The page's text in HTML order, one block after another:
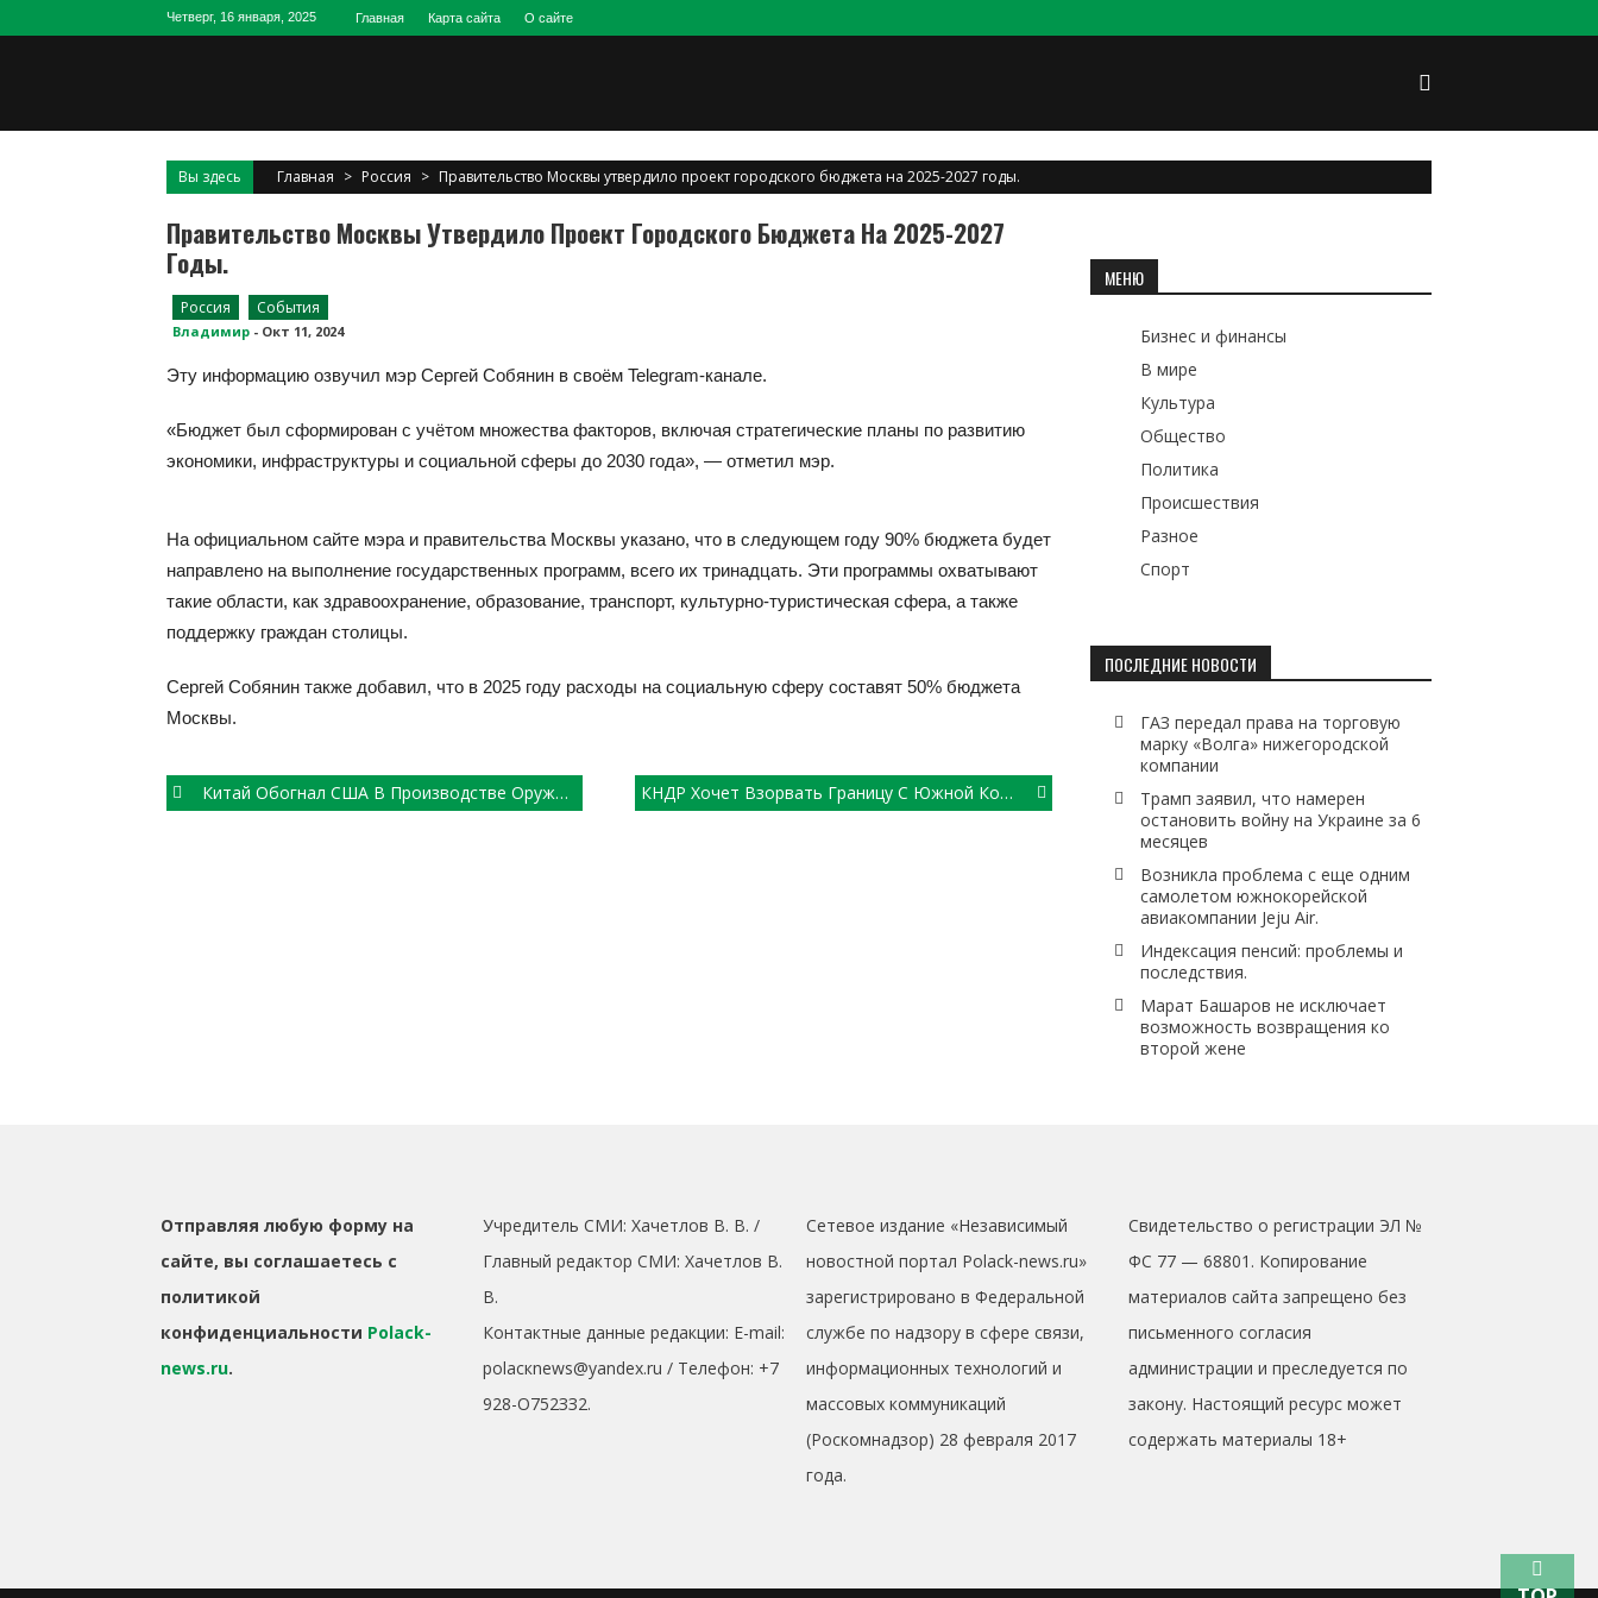
Четверг, 16 января, 2025 Главная Карта сайта О сайте
Вы здесь Главная > Россия > Правительство Москвы утвердило проект городского бюджета на 2025-2027 годы.
Правительство Москвы Утвердило Проект Городского Бюджета На 2025-2027
Годы.
Россия События
Владимир - Окт 11, 2024
Эту информацию озвучил мэр Сергей Собянин в своём Telegram-канале.
«Бюджет был сформирован с учётом множества факторов, включая стратегические планы по развитию
экономики, инфраструктуры и социальной сферы до 2030 года», — отметил мэр.
На официальном сайте мэра и правительства Москвы указано, что в следующем году 90% бюджета будет
направлено на выполнение государственных программ, всего их тринадцать. Эти программы охватывают
такие области, как здравоохранение, образование, транспорт, культурно-туристическая сфера, а также
поддержку граждан столицы.
Сергей Собянин также добавил, что в 2025 году расходы на социальную сферу составят 50% бюджета
Москвы.
PostКитай Обогнал США В Производстве Оружия — FR КНДР Хочет Взорвать Границу С Южной Кореей?
МЕНЮ
Бизнес и финансы
В мире
Культура
Общество
Политика
Происшествия
Разное
Спорт
ПОСЛЕДНИЕ НОВОСТИ
ГАЗ передал права на торговую
марку «Волга» нижегородской
компании
Трамп заявил, что намерен
остановить войну на Украине за 6
месяцев
Возникла проблема с еще одним
самолетом южнокорейской
авиакомпании Jeju Air.
Индексация пенсий: проблемы и
последствия.
Марат Башаров не исключает
возможность возвращения ко
второй жене
Отправляя любую форму на
сайте, вы соглашаетесь с
политикой
конфиденциальности Polack-
news.ru.
Учредитель СМИ: Хaчeтлoв B. B. /
Главный редактор СМИ: Хaчeтлoв B.
B.
Контактные данные редакции: E-mail:
polacкnews@yandex.ru / Телефон: +7
928-O752ЗЗ2.
Сетевое издание «Независимый
новостной портал Polack-news.ru»
зарегистрировано в Федеральной
службе по надзору в сфере связи,
информационных технологий и
массовых коммуникаций
(Роскомнадзор) 28 февраля 2017
года.
Свидетельство о регистрации ЭЛ №
ФС 77 — 68801. Копирование
материалов сайта запрещено без
письменного согласия
администрации и преследуется по
закону. Настоящий ресурс может
содержать материалы 18+